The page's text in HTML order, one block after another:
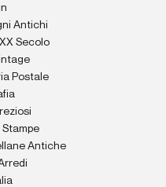
Antichi
Secolo
Postale
Stampe
Antiche